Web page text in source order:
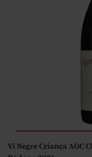
Vi Negre Criança AOC